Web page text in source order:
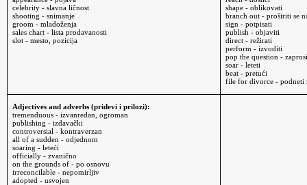
celebrity - slavna ličnost
shooting - snimanje
groom - mladoženja
sales chart - lista prodavanosti
slot - mesto, pozicija
shape - oblikovati
branch out - proširiti se
sign - potpisati
publish - objaviti
direct - režirati
perform - izvoditi
pop the question -
soar - leteti
beat - pretući
file for divorce - podneti
Adjectives and adverbs (pridevi i prilozi):
tremenduous - izvanredan, ogroman
publishing -izdavački
controversial - kontraverzan
all of a sudden - odjednom
soaring - leteći
officially - zvanično
on the grounds of - po osnovu
irreconcilable - nepomirljiv
adopted - usvojen